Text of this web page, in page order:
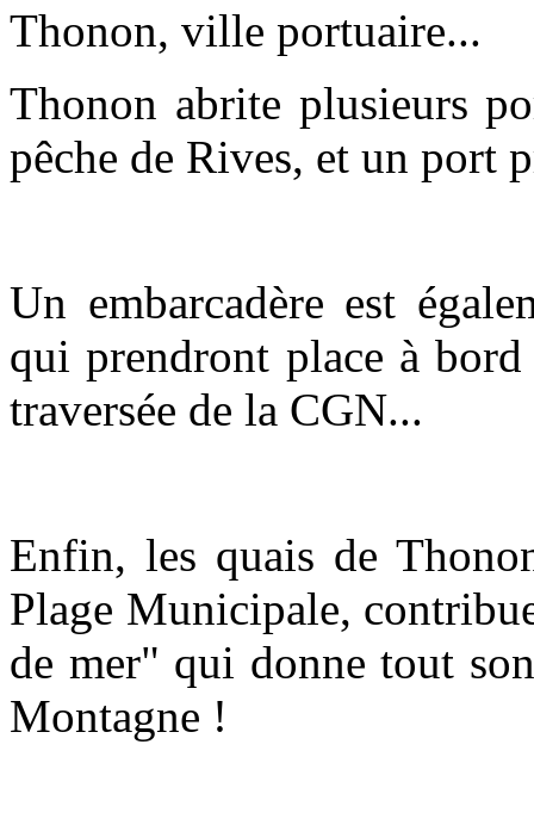
Thonon, ville portuaire...
Thonon abrite plusieurs
pêche de Rives, et un port
Un embarcadère est
qui prendront place à
traversée de la CGN...
Enfin, les quais de
Plage Municipale,
de mer" qui donne tout
Montagne !